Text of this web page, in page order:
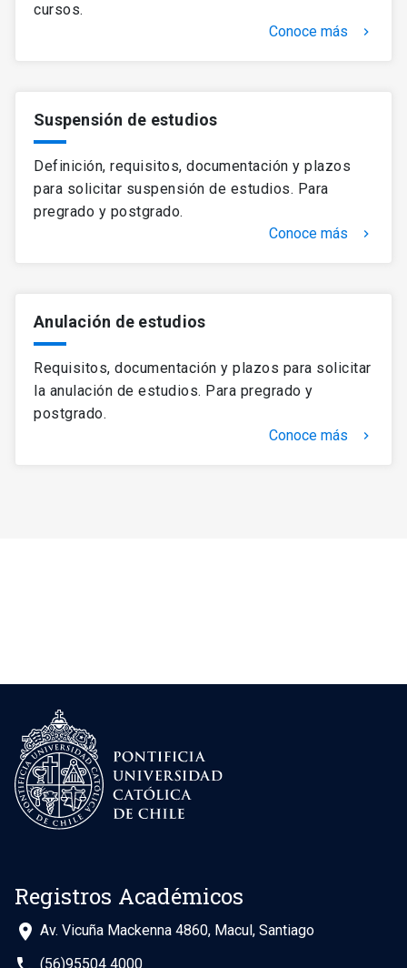
cursos.
Conoce más
keyboard_arrow_right
Suspensión de estudios
Definición, requisitos, documentación y plazos
para solicitar suspensión de estudios. Para
pregrado y postgrado.
Conoce más
keyboard_arrow_right
Anulación de estudios
Requisitos, documentación y plazos para solicitar
la anulación de estudios. Para pregrado y
postgrado.
Conoce más
keyboard_arrow_right
Registros Académicos
place Av. Vicuña Mackenna 4860, Macul, Santiago
(56)95504 4000